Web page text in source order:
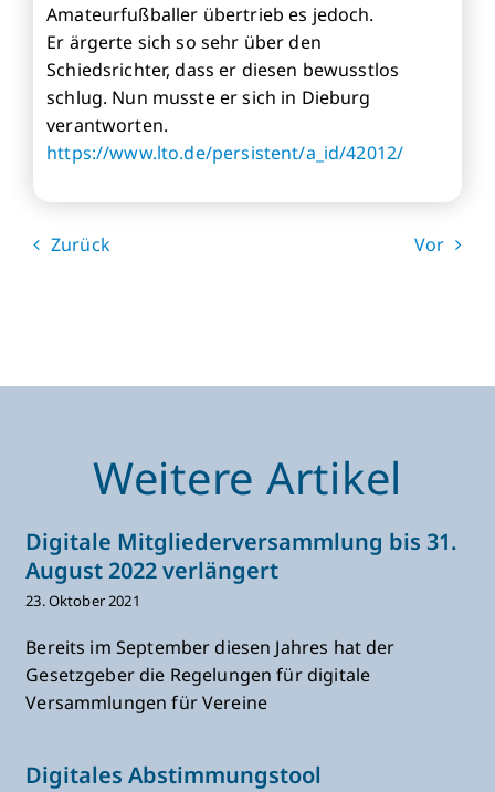
Amateurfußballer übertrieb es jedoch.
Er ärgerte sich so sehr über den
Schiedsrichter, dass er diesen bewusstlos
schlug. Nun musste er sich in Dieburg
verantworten.
https://www.lto.de/persistent/a_id/42012/
Zurück Vor
Weitere Artikel
Digitale Mitgliederversammlung bis 31.
August 2022 verlängert
23. Oktober 2021
Bereits im September diesen Jahres hat der
Gesetzgeber die Regelungen für digitale
Versammlungen für Vereine
Digitales Abstimmungstool